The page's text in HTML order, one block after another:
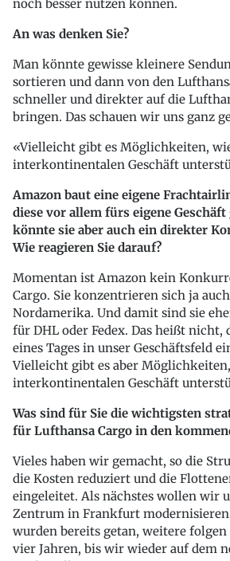
noch besser nutzen können.
An was denken Sie?
Man könnte gewisse kleinere
sortieren und dann von den
schneller und direkter auf die
bringen. Das schauen wir uns ganz
Vielleicht gibt es Möglichkeiten,
interkontinentalen Geschäft
Amazon baut eine eigene
diese vor allem fürs eigene Geschäft
könnte sie aber auch ein direkter
Wie reagieren Sie darauf?
Momentan ist Amazon kein
Cargo. Sie konzentrieren sich ja
Nordamerika. Und damit sind sie
für DHL oder Fedex. Das heißt nicht,
eines Tages in unser Geschäftsfeld
Vielleicht gibt es aber
interkontinentalen Geschäft
Was sind für Sie die wichtigsten
für Lufthansa Cargo in den
Vieles haben wir gemacht, so die
die Kosten reduziert und die
eingeleitet. Als nächstes wollen wir
Zentrum in Frankfurt
wurden bereits getan, weitere
vier Jahren, bis wir wieder auf dem